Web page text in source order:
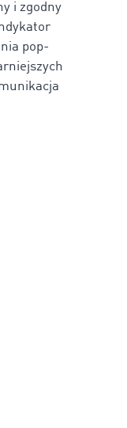
i zgodny
pop-